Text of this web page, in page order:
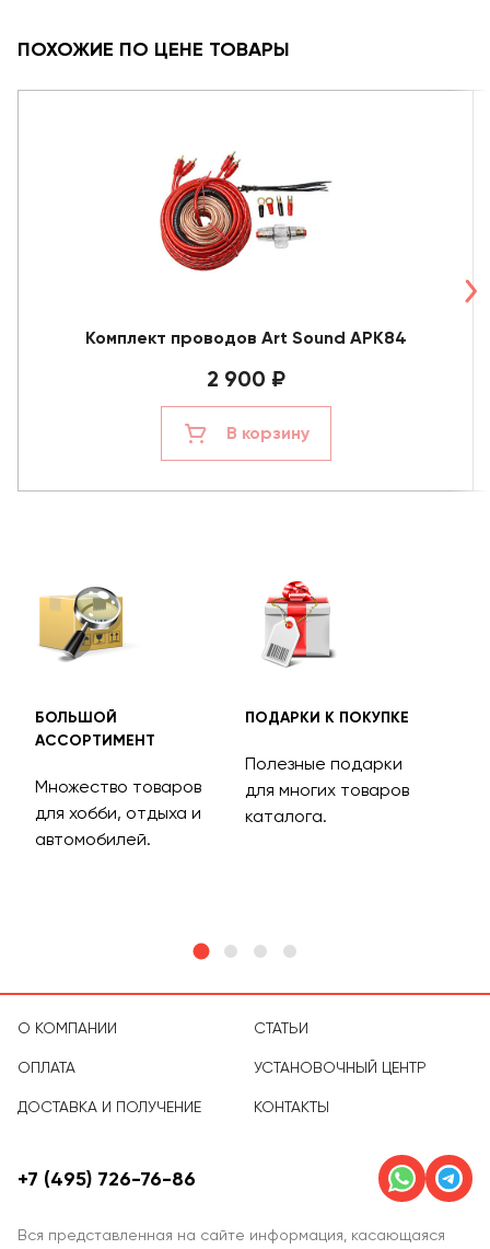
ПОХОЖИЕ ПО ЦЕНЕ ТОВАРЫ
Комплект проводов Art Sound APK84
2 900 ₽
В корзину
БОЛЬШОЙ
АССОРТИМЕНТ
Множество товаров
для хобби, отдыха и
автомобилей.
ПОДАРКИ К ПОКУПКЕ
Полезные подарки
для многих товаров
каталога.
О КОМПАНИИ
ОПЛАТА
ДОСТАВКА И ПОЛУЧЕНИЕ
СТАТЬИ
УСТАНОВОЧНЫЙ ЦЕНТР
КОНТАКТЫ
Вся представленная на сайте информация, касающаяся
+7 (495) 726-76-86